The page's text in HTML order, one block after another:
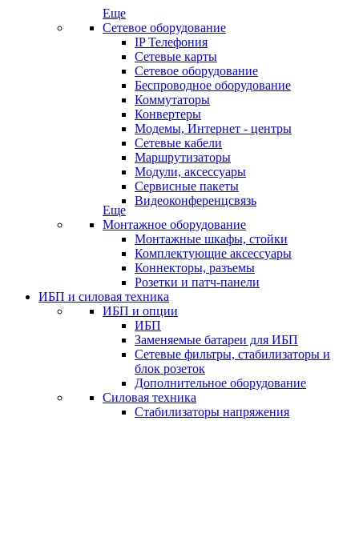
Еще
Сетевое оборудование
IP Телефония
Сетевые карты
Сетевое оборудование
Беспроводное оборудование
Коммутаторы
Конвертеры
Модемы, Интернет - центры
Сетевые кабели
Маршрутизаторы
Модули, аксессуары
Сервисные пакеты
Видеоконференцсвязь
Еще
Монтажное оборудование
Монтажные шкафы, стойки
Комплектующие аксессуары
Коннекторы, разъемы
Розетки и патч-панели
ИБП и силовая техника
ИБП и опции
ИБП
Заменяемые батареи для ИБП
Сетевые фильтры, стабилизаторы и
блок розеток
Дополнительное оборудование
Силовая техника
Стабилизаторы напряжения